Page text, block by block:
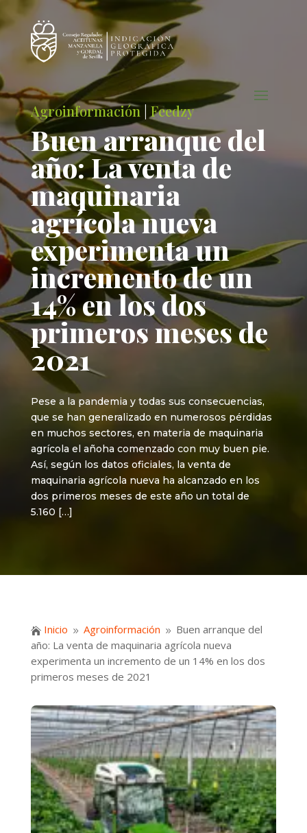
Agroinformación Feedzy
Buen arranque del
año: La venta de
maquinaria
agrícola nueva
experimenta un
incremento de un
14% en los dos
primeros meses de
2021
Pese a la pandemia y todas sus consecuencias,
que se han generalizado en numerosos pérdidas
en muchos sectores, en materia de maquinaria
agrícola el añoha comenzado con muy buen pie.
Así, según los datos oficiales, la venta de
maquinaria agrícola nueva ha alcanzado en los
dos primeros meses de este año un total de
5.160 […]
 Inicio 9 Agroinformación 9 Buen arranque del
año: La venta de maquinaria agrícola nueva
experimenta un incremento de un 14% en los dos
primeros meses de 2021